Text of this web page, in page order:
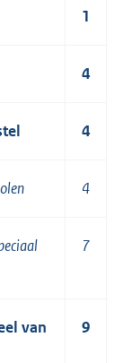
1
4
4
4
7
van
9